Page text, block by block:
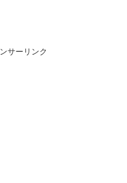
サーリンク